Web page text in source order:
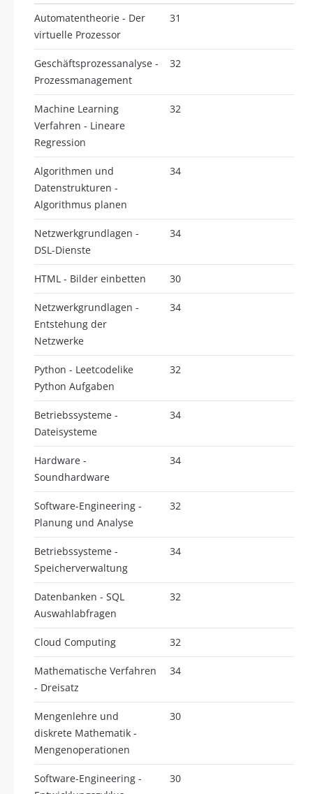
Automatentheorie - Der
virtuelle Prozessor
31
Geschäftsprozessanalyse -
Prozessmanagement
32
Machine Learning
Verfahren - Lineare
Regression
32
Algorithmen und
Datenstrukturen -
Algorithmus planen
34
Netzwerkgrundlagen -
DSL-Dienste
34
HTML - Bilder einbetten 30
Netzwerkgrundlagen -
Entstehung der
Netzwerke
34
Python - Leetcodelike
Python Aufgaben
32
Betriebssysteme -
Dateisysteme
34
Hardware -
Soundhardware
34
Software-Engineering -
Planung und Analyse
32
Betriebssysteme -
Speicherverwaltung
34
Datenbanken - SQL
Auswahlabfragen
32
Cloud Computing 32
Mathematische Verfahren
- Dreisatz
34
Mengenlehre und
diskrete Mathematik -
Mengenoperationen
30
Software-Engineering -
30